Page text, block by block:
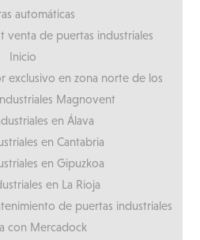
automáticas
venta de puertas industriales
Inicio
exclusivo en zona norte de los
Magnovent
en Álava
en Cantabria
en Gipuzkoa
en La Rioja
de puertas industriales
con Mercadock